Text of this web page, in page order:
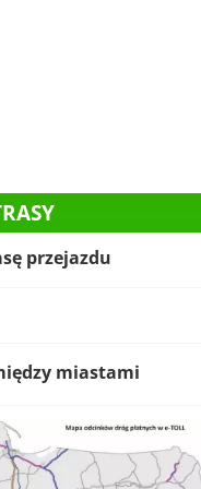
przejazdu
miastami